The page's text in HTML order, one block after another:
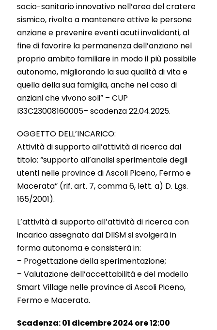
socio-sanitario innovativo nell’area del cratere
sismico, rivolto a mantenere attive le persone
anziane e prevenire eventi acuti invalidanti, al
fine di favorire la permanenza dell’anziano nel
proprio ambito familiare in modo il più possibile
autonomo, migliorando la sua qualità di vita e
quella della sua famiglia, anche nel caso di
anziani che vivono soli” – CUP
I33C23008160005– scadenza 22.04.2025.
OGGETTO DELL’INCARICO:
Attività di supporto all’attività di ricerca dal
titolo: “supporto all’analisi sperimentale degli
utenti nelle province di Ascoli Piceno, Fermo e
Macerata” (rif. art. 7, comma 6, lett. a) D. Lgs.
165/2001).
L’attività di supporto all’attività di ricerca con
incarico assegnato dal DIISM si svolgerà in
forma autonoma e consisterà in:
– Progettazione della sperimentazione;
– Valutazione dell’accettabilità e del modello
Smart Village nelle province di Ascoli Piceno,
Fermo e Macerata.
Scadenza: 01 dicembre 2024 ore 12:00